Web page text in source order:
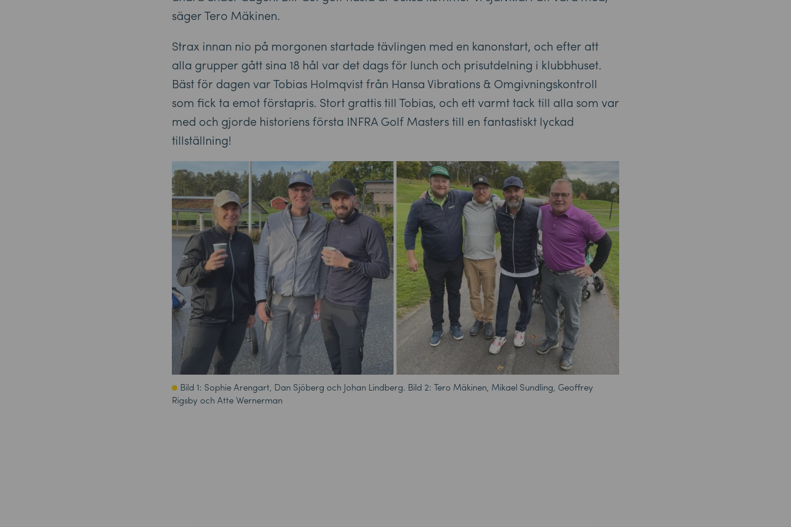
säger Tero Mäkinen.
Strax innan nio på morgonen startade tävlingen med en kanonstart, och efter att
alla grupper gått sina 18 hål var det dags för lunch och prisutdelning i klubbhuset.
Bäst för dagen var Tobias Holmqvist från Hansa Vibrations & Omgivningskontroll
som fick ta emot förstapris. Stort grattis till Tobias, och ett varmt tack till alla som var
med och gjorde historiens första INFRA Golf Masters till en fantastiskt lyckad
tillställning!
Bild 1: Sophie Arengart, Dan Sjöberg och Johan Lindberg. Bild 2: Tero Mäkinen, Mikael Sundling, Geoffrey
Rigsby och Atte Wernerman